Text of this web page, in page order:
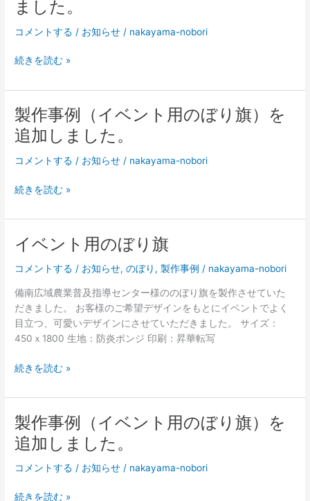
断
を
加
し
た。
ました。
コメントする / お知らせ / nakayama-nobori
製
事
例
（セ
イ
バ
ー）
加
ま
し
た。
続きを読む »
製作事例（イベント用のぼり旗）を
追加しました。
コメントする / お知らせ / nakayama-nobori
製
事
（イ
ベ
ト
用
の
ぼ
旗）
加
し
ま
し
続きを読む »
イベント用のぼり旗
コメントする / お知らせ,のぼり ,製作事例 / nakayama-nobori
備南広域農業普及指導センター様ののぼり旗を製作させていた
だきました。 お客様のご希望デザインをもとにイベントでよく
目立つ、可愛いデザインにさせていただきました。 サイズ：
450ｘ1800 生地：防炎ポンジ 印刷：昇華転写
イ
ン
ト
用
の
り
続きを読む »
製作事例（イベント用のぼり旗）を
追加しました。
コメントする / お知らせ / nakayama-nobori
製
続きを読む »